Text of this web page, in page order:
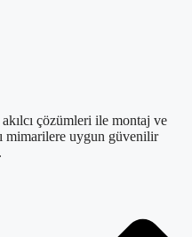
çözümleri ile montaj ve
mimarilere uygun güvenilir